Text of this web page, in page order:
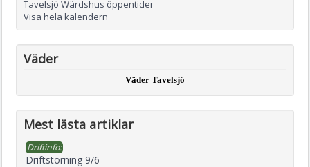
Tavelsjö Wärdshus öppentider
Visa hela kalendern
Väder
Väder Tavelsjö
Mest lästa artiklar
Driftinfo:
Driftstörning 9/6